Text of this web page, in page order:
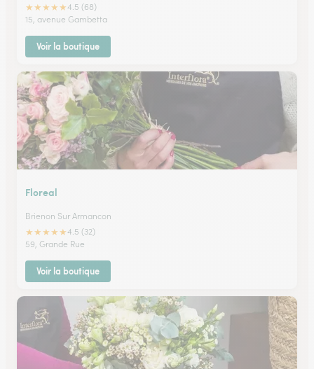
★★★★★4.5 (68)
15, avenue Gambetta
Voir la boutique
Floreal
Brienon Sur Armancon
★★★★★4.5 (32)
59, Grande Rue
Voir la boutique